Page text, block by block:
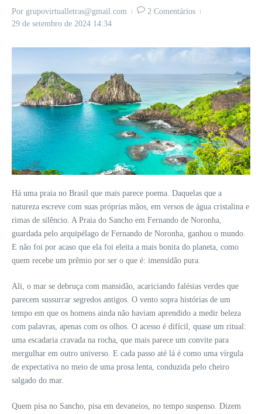
Por grupovirtualletras@gmail.com
2 Comentários
29 de setembro de 2024 14:34
Há uma praia no Brasil que mais parece poema. Daquelas que a
natureza escreve com suas próprias mãos, em versos de água cristalina e
rimas de silêncio. A Praia do Sancho em Fernando de Noronha,
guardada pelo arquipélago de Fernando de Noronha, ganhou o mundo.
E não foi por acaso que ela foi eleita a mais bonita do planeta, como
quem recebe um prêmio por ser o que é: imensidão pura.
Ali, o mar se debruça com mansidão, acariciando falésias verdes que
parecem sussurrar segredos antigos. O vento sopra histórias de um
tempo em que os homens ainda não haviam aprendido a medir beleza
com palavras, apenas com os olhos. O acesso é difícil, quase um ritual:
uma escadaria cravada na rocha, que mais parece um convite para
mergulhar em outro universo. E cada passo até lá é como uma vírgula
de expectativa no meio de uma prosa lenta, conduzida pelo cheiro
salgado do mar.
Quem pisa no Sancho, pisa em devaneios, no tempo suspenso. Dizem